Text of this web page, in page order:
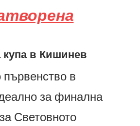
купа в Кишинев
в
за финална
Световното